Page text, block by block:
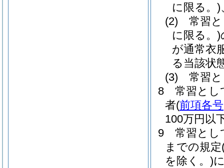
に限る。)
(2)
常習
に限る。)
が通常衣
る当該状
(3)
常習
8
常習とし
者(前項各号
100万円以
9
常習とし
までの規定
を除く。)